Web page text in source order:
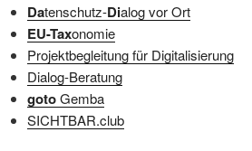
Datenschutz-Dialog vor Ort
EU-Taxonomie
Projektbegleitung für Digitalisierung
Dialog-Beratung
gotoGemba
SICHTBAR.club